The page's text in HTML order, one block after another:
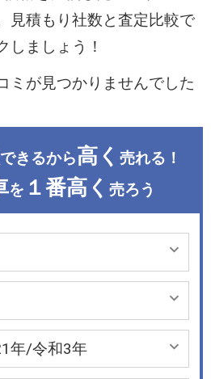
見積もり社数と査定比較で
しましょう！
ミが見つかりませんでした
できるから高く 売れる！
を １番高く 売ろう